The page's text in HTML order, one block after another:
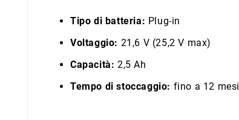
Tipo di batteria: Plug-in
Voltaggio: 21,6 V (25,2 V max)
Capacità: 2,5 Ah
Tempo di stoccaggio: fino a 12